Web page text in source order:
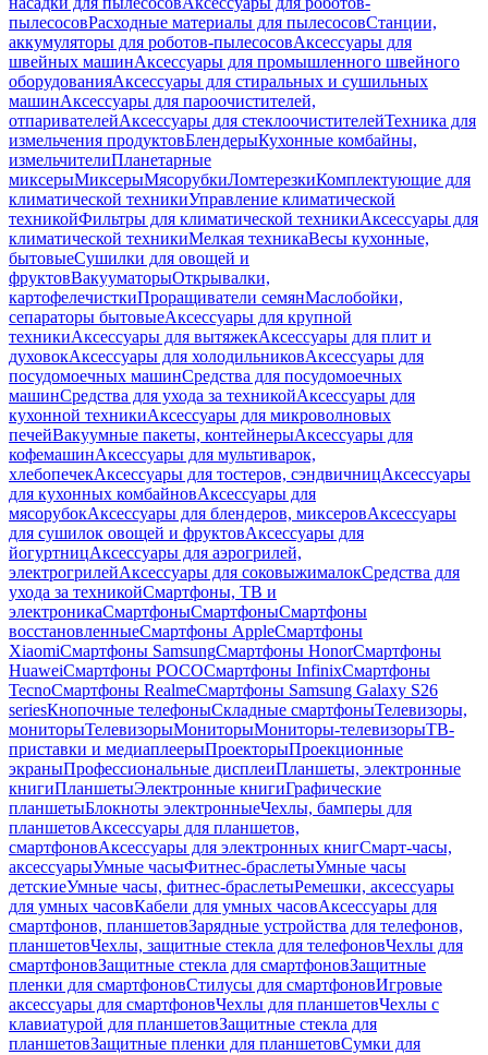
пылесосовРасходные материалы для пылесосовСтанции,
аккумуляторы для роботов-пылесосовАксессуары для
швейных машинАксессуары для промышленного швейного
оборудованияАксессуары для стиральных и сушильных
машинАксессуары для пароочистителей,
отпаривателейАксессуары для стеклоочистителейТехника для
измельчения продуктовБлендерыКухонные комбайны,
измельчителиПланетарные
миксерыМиксерыМясорубкиЛомтерезкиКомплектующие для
климатической техникиУправление климатической
техникойФильтры для климатической техникиАксессуары для
климатической техникиМелкая техникаВесы кухонные,
бытовыеСушилки для овощей и
фруктовВакууматорыОткрывалки,
картофелечисткиПроращиватели семянМаслобойки,
сепараторы бытовыеАксессуары для крупной
техникиАксессуары для вытяжекАксессуары для плит и
духовокАксессуары для холодильниковАксессуары для
посудомоечных машинСредства для посудомоечных
машинСредства для ухода за техникойАксессуары для
кухонной техникиАксессуары для микроволновых
печейВакуумные пакеты, контейнерыАксессуары для
кофемашинАксессуары для мультиварок,
хлебопечекАксессуары для тостеров, сэндвичницАксессуары
для кухонных комбайновАксессуары для
мясорубокАксессуары для блендеров, миксеровАксессуары
для сушилок овощей и фруктовАксессуары для
йогуртницАксессуары для аэрогрилей,
электрогрилейАксессуары для соковыжималокСредства для
ухода за техникойСмартфоны, ТВ и
электроникаСмартфоныСмартфоныСмартфоны
восстановленныеСмартфоны AppleСмартфоны
XiaomiСмартфоны SamsungСмартфоны HonorСмартфоны
HuaweiСмартфоны POCOСмартфоны InfinixСмартфоны
TecnoСмартфоны RealmeСмартфоны Samsung Galaxy S26
seriesКнопочные телефоныСкладные смартфоныТелевизоры,
мониторыТелевизорыМониторыМониторы-телевизорыТВ-
приставки и медиаплеерыПроекторыПроекционные
экраныПрофессиональные дисплеиПланшеты, электронные
книгиПланшетыЭлектронные книгиГрафические
планшетыБлокноты электронныеЧехлы, бамперы для
планшетовАксессуары для планшетов,
смартфоновАксессуары для электронных книгСмарт-часы,
аксессуарыУмные часыФитнес-браслетыУмные часы
детскиеУмные часы, фитнес-браслетыРемешки, аксессуары
для умных часовКабели для умных часовАксессуары для
смартфонов, планшетовЗарядные устройства для телефонов,
планшетовЧехлы, защитные стекла для телефоновЧехлы для
смартфоновЗащитные стекла для смартфоновЗащитные
пленки для смартфоновСтилусы для смартфоновИгровые
аксессуары для смартфоновЧехлы для планшетовЧехлы с
клавиатурой для планшетовЗащитные стекла для
планшетовЗащитные пленки для планшетовСумки для